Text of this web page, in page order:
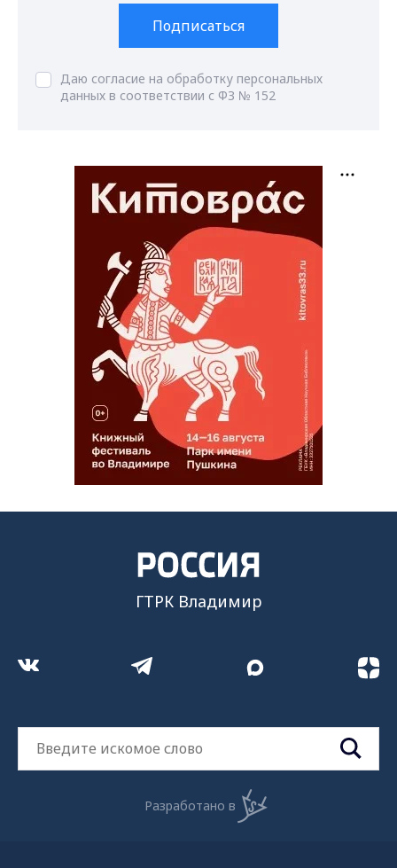
Подписаться
Даю согласие на обработку персональных
данных в соответствии с ФЗ № 152
ГТРК Владимир
Разработано в